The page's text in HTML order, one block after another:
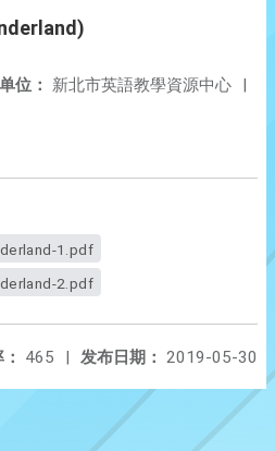
位： 新北市英語教學資源中心 |
1.pdf
2.pdf
发布日期： 2019-05-30
465 |